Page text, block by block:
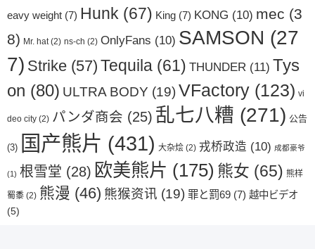
eavy weight (7) Hunk (67) King (7) KONG (10) mec (3
8) Mr. hat(2) ns-ch (2) OnlyFans (10) SAMSON (27
7) Strike (57) Tequila (61) THUNDER (11) Tys
on (80) ULTRA BODY (19)VFactory (123) vi
deo city (2) パンダ商会 (25) 乱七八糟 (271) 公告
(3) 国产熊片 (431) 大杂烩 (2) 戎桥政造 (10) 成都豪爷
(1) 根雪堂 (28) 欧美熊片 (175) 熊女 (65) 熊样
蜀黍 (2) 熊漫 (46) 熊猴资讯 (19) 罪と罰69 (7) 越中ビデオ
(5)